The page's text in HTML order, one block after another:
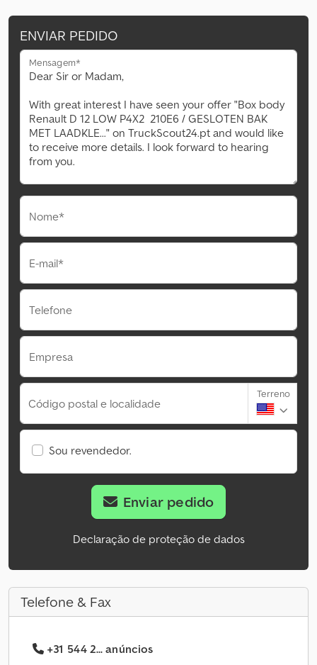
ENVIAR PEDIDO
Mensagem*
Nome*
E-mail*
Telefone
Empresa
Código postal e localidade
Terreno
Sou revendedor.
Enviar pedido
Declaração de proteção de dados
Telefone & Fax
+31 544 2... anúncios